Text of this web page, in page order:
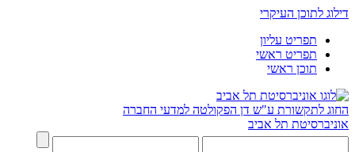
דילוג לתוכן העיקרי
תפריט עליון
תפריט ראשי
תוכן ראשי
החוג לתקשורת ע"ש דן הפקולטה למדעי החברה
אוניברסיטת תל אביב